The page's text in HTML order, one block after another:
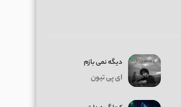
دیگه نمی بازم
ای پی تیون